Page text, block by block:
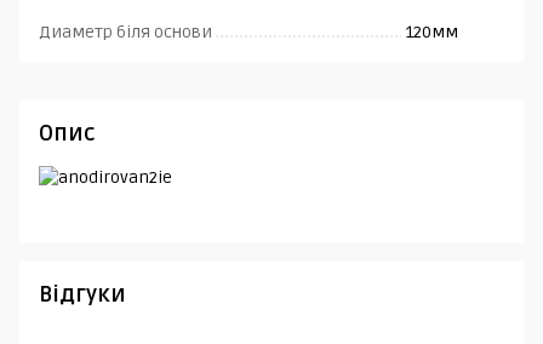
Диаметр біля основи 120мм
Опис
Відгуки